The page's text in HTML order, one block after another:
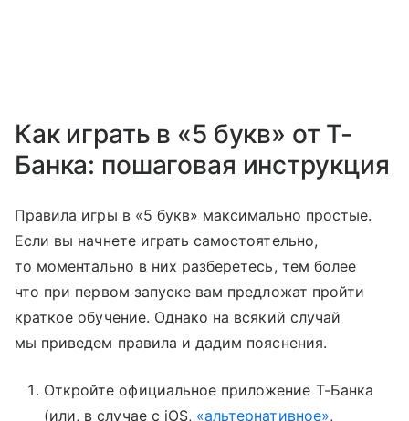
Как играть в «5 букв» от Т-
Банка: пошаговая инструкция
Правила игры в «5 букв» максимально простые.
Если вы начнете играть самостоятельно,
то моментально в них разберетесь, тем более
что при первом запуске вам предложат пройти
краткое обучение. Однако на всякий случай
мы приведем правила и дадим пояснения.
Откройте официальное приложение Т-Банка
(или, в случае с iOS, «альтернативное»,